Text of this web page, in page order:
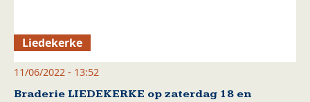
Liedekerke
11/06/2022 - 13:52
Braderie LIEDEKERKE op zaterdag 18 en